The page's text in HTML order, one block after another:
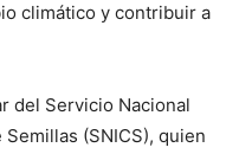
climático y contribuir a
del Servicio Nacional
(SNICS), quien